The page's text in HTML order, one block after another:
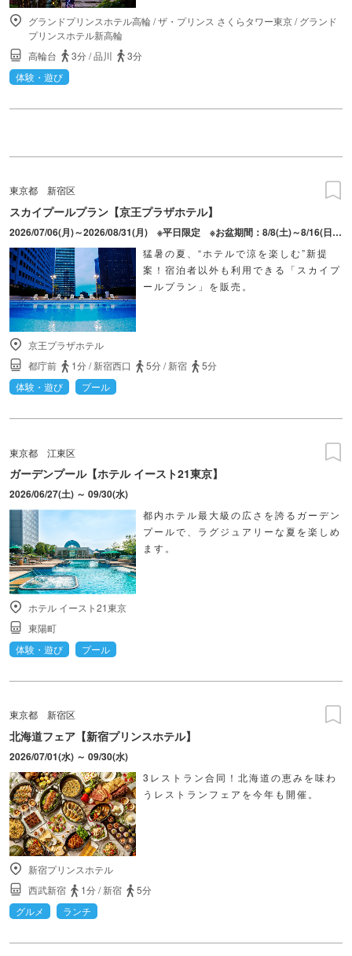
グランドプリンスホテル高輪/ザ・プリンス さくらタワー東京/グランド
プリンスホテル新高輪
高輪台
3分/品川
3分
体験・遊び
東京都 新宿区
スカイプールプラン【京王プラザホテル】
2026/07/06(月)～2026/08/31(月) ※平日限定 ※お盆期間：8/8(土)～8/16(日)を除く 2026/09/01(火)～2026/09/27(日) ※全日対象
猛暑の夏、“ホテルで涼を楽しむ”新提
案！宿泊者以外も利用できる「スカイプ
ールプラン」を販売。
京王プラザホテル
都庁前
1分/新宿西口 5分/新宿
5分
体験・遊び
プール
東京都 江東区
ガーデンプール【ホテル イースト21東京】
2026/06/27(土) ～ 09/30(水)
都内ホテル最大級の広さを誇るガーデン
プールで、ラグジュアリーな夏を楽しめ
ます。
ホテル イースト21東京
東陽町
体験・遊び
プール
東京都 新宿区
北海道フェア【新宿プリンスホテル】
2026/07/01(水) ～ 09/30(水)
3レストラン合同！北海道の恵みを味わ
うレストランフェアを今年も開催。
新宿プリンスホテル
西武新宿
1分/新宿
5分
グルメ
ランチ